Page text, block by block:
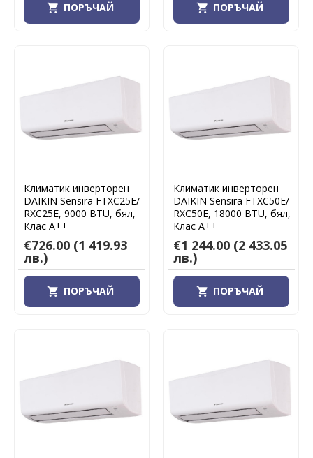
ПОРЪЧАЙ ПОРЪЧАЙ
Климатик инверторен
DAIKIN Sensira FTXC25E/
RXC25E, 9000 BTU, бял,
Клас А++
€726.00 (1 419.93
лв.)
ПОРЪЧАЙ
Климатик инверторен
DAIKIN Sensira FTXC50E/
RXC50E, 18000 BTU, бял,
Клас А++
€1 244.00 (2 433.05
лв.)
ПОРЪЧАЙ